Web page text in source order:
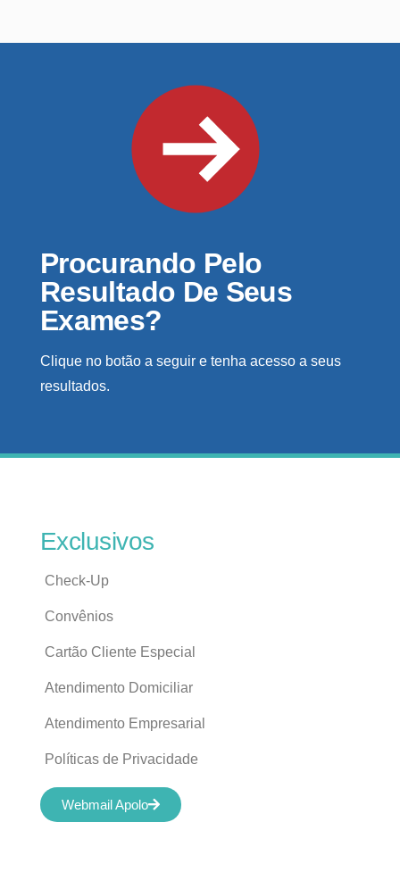
Procurando Pelo
Resultado De Seus
Exames?
Clique no botão a seguir e tenha acesso a seus
resultados.
Exclusivos
Check-Up
Convênios
Cartão Cliente Especial
Atendimento Domiciliar
Atendimento Empresarial
Políticas de Privacidade
Webmail Apolo